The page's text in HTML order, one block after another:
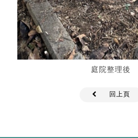
庭院整理後
回上頁